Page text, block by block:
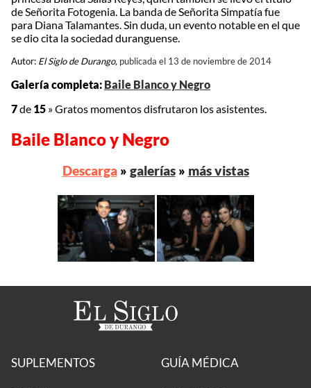
de Señorita Fotogenia. La banda de Señorita Simpatía fue
para Diana Talamantes. Sin duda, un evento notable en el que
se dio cita la sociedad duranguense.
Autor: El Siglo de Durango, publicada el 13 de noviembre de 2014
Galería completa: Baile Blanco y Negro
7de 15 »Gratos momentos disfrutaron los asistentes.
Baile Blanco y Negro
Descarga» galerías» más vistas
SUPLEMENTOS GUÍA MÉDICA